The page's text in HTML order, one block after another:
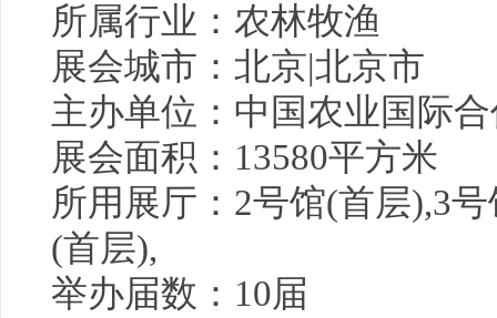
所属行业：农林牧渔
展会城市：北京|北京市
主办单位：中国农业国际
展会面积：13580平方米
所用展厅：2号馆(首层),3
(首层),
举办届数：10届